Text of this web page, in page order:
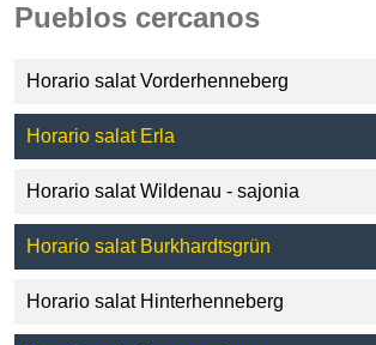
Pueblos cercanos
Horario salat Vorderhenneberg
Horario salat Erla
Horario salat Wildenau - sajonia
Horario salat Burkhardtsgrün
Horario salat Hinterhenneberg